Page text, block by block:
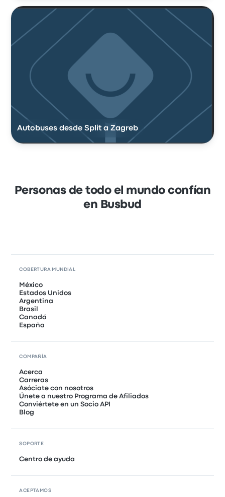
Autobuses desde Split a Zagreb
Personas de todo el mundo confían
en Busbud
COBERTURA MUNDIAL
México
Estados Unidos
Argentina
Brasil
Canadá
España
COMPAÑÍA
Acerca
Carreras
Asóciate con nosotros
Únete a nuestro Programa de Afiliados
Conviértete en un Socio API
Blog
SOPORTE
Centro de ayuda
ACEPTAMOS